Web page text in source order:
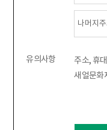
유의사항
주소, 휴
새얼문화